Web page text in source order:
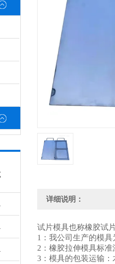
助手
途
分析
详细说明：
试片模具也称橡胶试
1：我公司生产的模具
2：橡胶拉伸模具标准
3：模具的包装运输：